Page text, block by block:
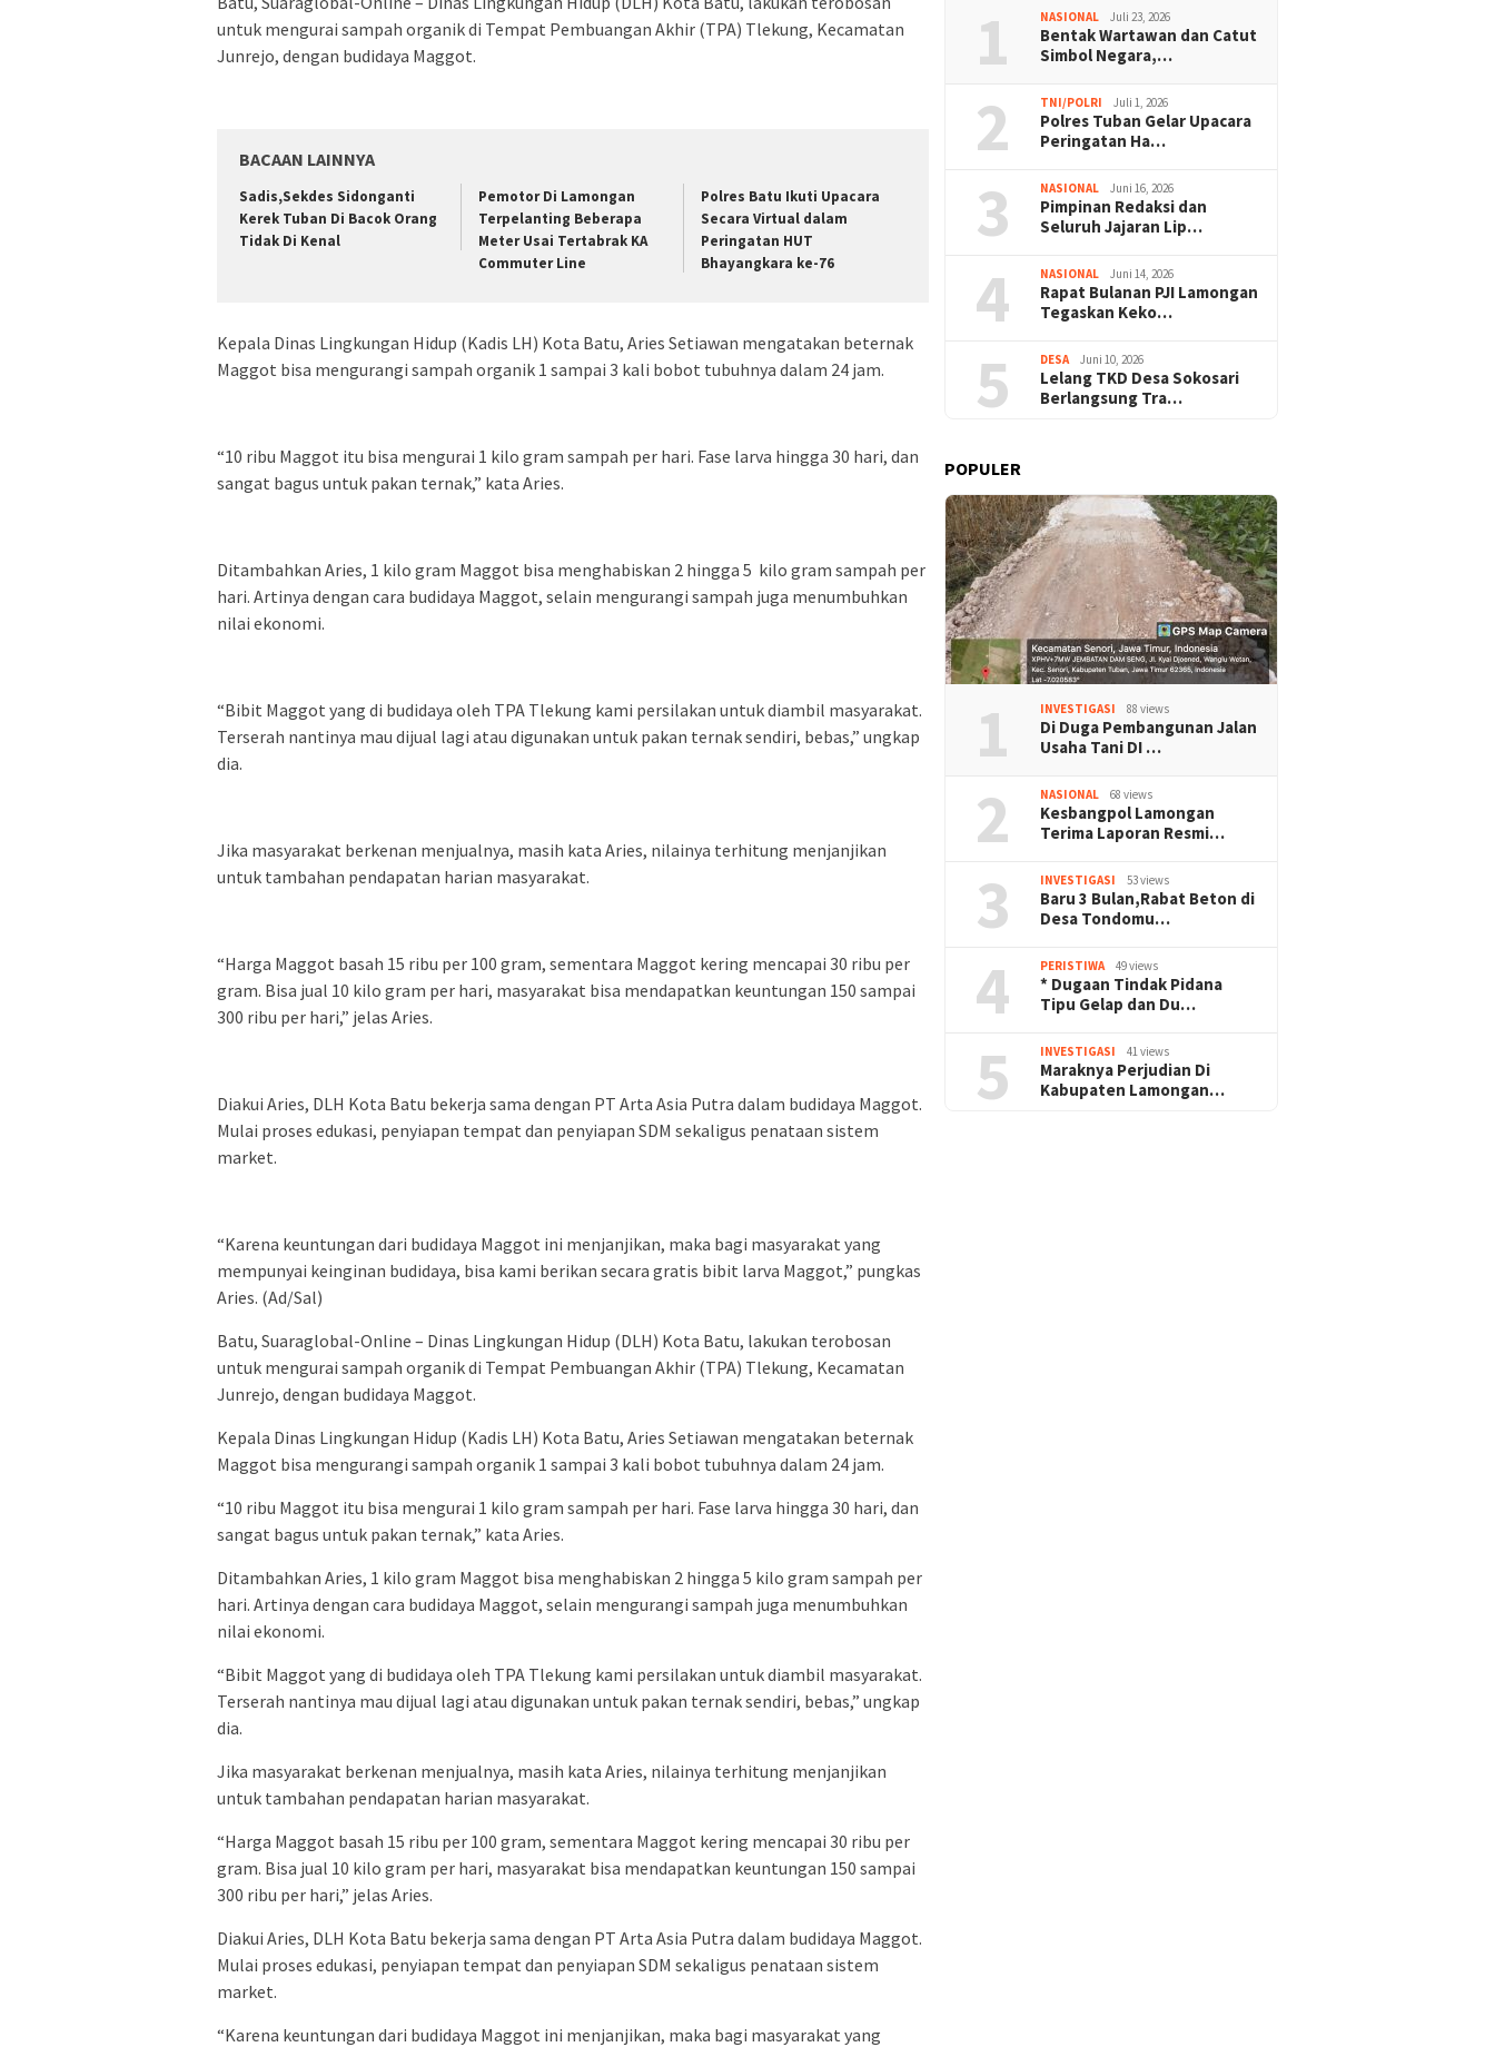
untuk mengurai sampah organik di Tempat Pembuangan Akhir (TPA) Tlekung, Kecamatan
Junrejo, dengan budidaya Maggot.
BACAAN LAINNYA
Sadis,Sekdes Sidonganti
Kerek Tuban Di Bacok Orang
Tidak Di Kenal
Pemotor Di Lamongan
Terpelanting Beberapa
Meter Usai Tertabrak KA
Commuter Line
Polres Batu Ikuti Upacara
Secara Virtual dalam
Peringatan HUT
Bhayangkara ke-76
Kepala Dinas Lingkungan Hidup (Kadis LH) Kota Batu, Aries Setiawan mengatakan beternak
Maggot bisa mengurangi sampah organik 1 sampai 3 kali bobot tubuhnya dalam 24 jam.
“10 ribu Maggot itu bisa mengurai 1 kilo gram sampah per hari. Fase larva hingga 30 hari, dan
sangat bagus untuk pakan ternak,” kata Aries.
Ditambahkan Aries, 1 kilo gram Maggot bisa menghabiskan 2 hingga 5 kilo gram sampah per
hari. Artinya dengan cara budidaya Maggot, selain mengurangi sampah juga menumbuhkan
nilai ekonomi.
“Bibit Maggot yang di budidaya oleh TPA Tlekung kami persilakan untuk diambil masyarakat.
Terserah nantinya mau dijual lagi atau digunakan untuk pakan ternak sendiri, bebas,” ungkap
dia.
Jika masyarakat berkenan menjualnya, masih kata Aries, nilainya terhitung menjanjikan
untuk tambahan pendapatan harian masyarakat.
“Harga Maggot basah 15 ribu per 100 gram, sementara Maggot kering mencapai 30 ribu per
gram. Bisa jual 10 kilo gram per hari, masyarakat bisa mendapatkan keuntungan 150 sampai
300 ribu per hari,” jelas Aries.
Diakui Aries, DLH Kota Batu bekerja sama dengan PT Arta Asia Putra dalam budidaya Maggot.
Mulai proses edukasi, penyiapan tempat dan penyiapan SDM sekaligus penataan sistem
market.
“Karena keuntungan dari budidaya Maggot ini menjanjikan, maka bagi masyarakat yang
mempunyai keinginan budidaya, bisa kami berikan secara gratis bibit larva Maggot,” pungkas
Aries. (Ad/Sal)
Batu, Suaraglobal-Online – Dinas Lingkungan Hidup (DLH) Kota Batu, lakukan terobosan
untuk mengurai sampah organik di Tempat Pembuangan Akhir (TPA) Tlekung, Kecamatan
Junrejo, dengan budidaya Maggot.
Kepala Dinas Lingkungan Hidup (Kadis LH) Kota Batu, Aries Setiawan mengatakan beternak
Maggot bisa mengurangi sampah organik 1 sampai 3 kali bobot tubuhnya dalam 24 jam.
“10 ribu Maggot itu bisa mengurai 1 kilo gram sampah per hari. Fase larva hingga 30 hari, dan
sangat bagus untuk pakan ternak,” kata Aries.
Ditambahkan Aries, 1 kilo gram Maggot bisa menghabiskan 2 hingga 5 kilo gram sampah per
hari. Artinya dengan cara budidaya Maggot, selain mengurangi sampah juga menumbuhkan
nilai ekonomi.
“Bibit Maggot yang di budidaya oleh TPA Tlekung kami persilakan untuk diambil masyarakat.
Terserah nantinya mau dijual lagi atau digunakan untuk pakan ternak sendiri, bebas,” ungkap
dia.
Jika masyarakat berkenan menjualnya, masih kata Aries, nilainya terhitung menjanjikan
untuk tambahan pendapatan harian masyarakat.
“Harga Maggot basah 15 ribu per 100 gram, sementara Maggot kering mencapai 30 ribu per
gram. Bisa jual 10 kilo gram per hari, masyarakat bisa mendapatkan keuntungan 150 sampai
300 ribu per hari,” jelas Aries.
Diakui Aries, DLH Kota Batu bekerja sama dengan PT Arta Asia Putra dalam budidaya Maggot.
Mulai proses edukasi, penyiapan tempat dan penyiapan SDM sekaligus penataan sistem
market.
“Karena keuntungan dari budidaya Maggot ini menjanjikan, maka bagi masyarakat yang
1 NASIONAL Juli 23, 2026
Bentak Wartawan dan Catut
Simbol Negara,…
2 TNI/POLRI Juli 1, 2026
Polres Tuban Gelar Upacara
Peringatan Ha…
3 NASIONAL Juni 16, 2026
Pimpinan Redaksi dan
Seluruh Jajaran Lip…
4 NASIONAL Juni 14, 2026
Rapat Bulanan PJI Lamongan
Tegaskan Keko…
5 DESA Juni 10, 2026
Lelang TKD Desa Sokosari
Berlangsung Tra…
POPULER
1 INVESTIGASI 88 views
Di Duga Pembangunan Jalan
Usaha Tani DI …
2 NASIONAL 68 views
Kesbangpol Lamongan
Terima Laporan Resmi…
3 INVESTIGASI 53 views
Baru 3 Bulan,Rabat Beton di
Desa Tondomu…
4 PERISTIWA 49 views
* Dugaan Tindak Pidana
Tipu Gelap dan Du…
5 INVESTIGASI 41 views
Maraknya Perjudian Di
Kabupaten Lamongan…